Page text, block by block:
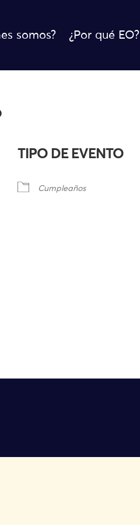
somos? ¿Por qué EO?
TIPO DE EVENTO
Cumpleaños